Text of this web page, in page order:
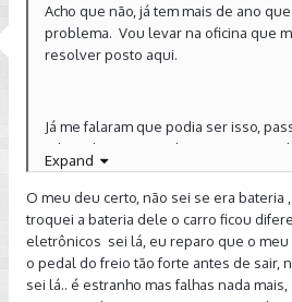
Acho que não, já tem mais de ano
problema. Vou levar na oficina que
resolver posto aqui.
Já me falaram que podia ser isso,
aditivada e troquei de posto, mas
Expand
O meu deu certo, não sei se era bateria
troquei a bateria dele o carro ficou
eletrônicos sei lá, eu reparo que o
o pedal do freio tão forte antes de sair,
sei lá.. é estranho mas falhas nada